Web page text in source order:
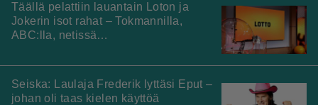
Täällä pelattiin lauantain Loton ja
Jokerin isot rahat – Tokmannilla,
ABC:lla, netissä…
Seiska: Laulaja Frederik lyttäsi Eput –
johan oli taas kielen käyttöä